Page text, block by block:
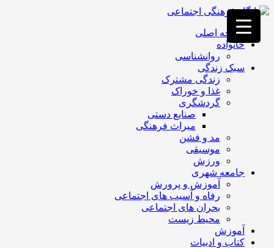
فصد
خون
غرب
تهران
خشکشویی
تصفیه
تهران
صفحه اصلی
خانواده
روانشناسی
سبک زندگی
زندگی مشترک
غذا و خوراک
گردشگری
صنایع دستی
میراث فرهنگی
مد و فشن
موسیقی
ورزش
جامعه شهری
آموزش و پرورش
رفاه و آسیب های اجتماعی
بحران های اجتماعی
محیط زیست
آموزش
کتاب و ادبیات